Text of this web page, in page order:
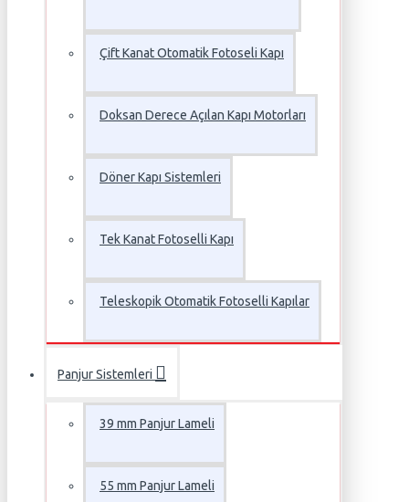
Çift Kanat Otomatik Fotoseli Kapı
Doksan Derece Açılan Kapı Motorları
Döner Kapı Sistemleri
Tek Kanat Fotoselli Kapı
Teleskopik Otomatik Fotoselli Kapılar
Panjur Sistemleri
39 mm Panjur Lameli
55 mm Panjur Lameli